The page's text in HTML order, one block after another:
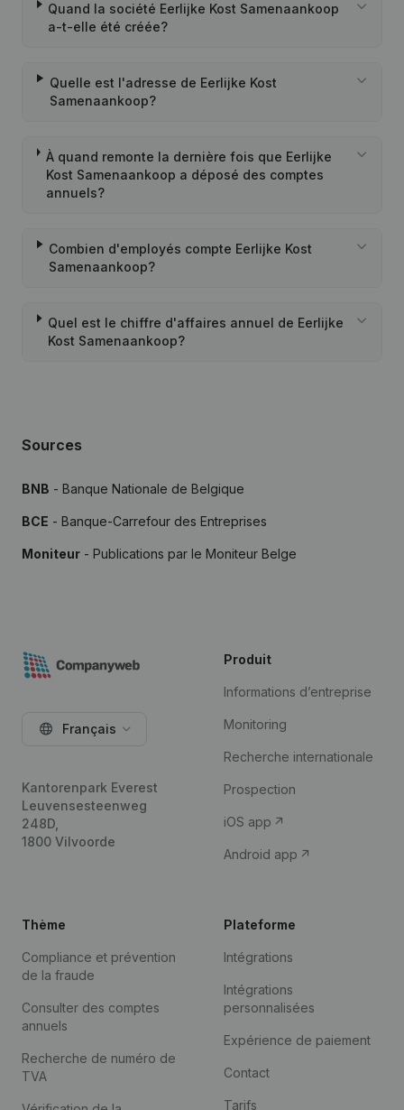
Quand la société Eerlijke Kost Samenaankoop
a-t-elle été créée?
Quelle est l'adresse de Eerlijke Kost
Samenaankoop?
À quand remonte la dernière fois que Eerlijke
Kost Samenaankoop a déposé des comptes
annuels?
Combien d'employés compte Eerlijke Kost
Samenaankoop?
Quel est le chiffre d'affaires annuel de Eerlijke
Kost Samenaankoop?
Sources
BNB - Banque Nationale de Belgique
BCE - Banque-Carrefour des Entreprises
Moniteur - Publications par le Moniteur Belge
Français
Kantorenpark Everest
Leuvensesteenweg
248D,
1800 Vilvoorde
Produit
Informations d’entreprise
Monitoring
Recherche internationale
Prospection
iOS app
Android app
Thème
Compliance et prévention
de la fraude
Consulter des comptes
annuels
Recherche de numéro de
TVA
Plateforme
Intégrations
Intégrations
personnalisées
Expérience de paiement
Contact
Tarifs